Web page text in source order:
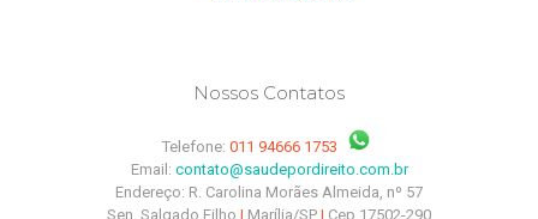
Nossos Contatos
Telefone: 011 94666 1753
Email: contato@saudepordireito.com.br
Endereço: R. Carolina Morães Almeida, nº 57
Sen. Salgado Filho | Marília/SP | Cep 17502-290